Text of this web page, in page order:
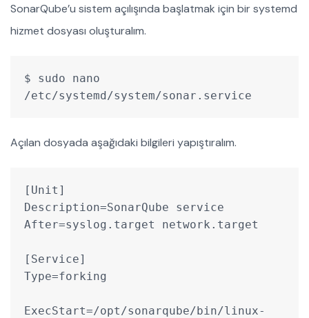
SonarQube’u sistem açılışında başlatmak için bir systemd
hizmet dosyası oluşturalım.
$ sudo nano
/etc/systemd/system/sonar.service
Açılan dosyada aşağıdaki bilgileri yapıştıralım.
[Unit]
Description=SonarQube service
After=syslog.target network.target
[Service]
Type=forking
ExecStart=/opt/sonarqube/bin/linux-